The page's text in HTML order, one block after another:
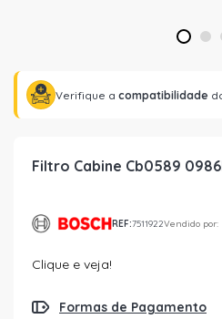
1 2
Verifique a compatibilidade
Filtro Cabine Cb0589
REF:7511922Vendido por:
Clique e veja!
Formas de Pagamento